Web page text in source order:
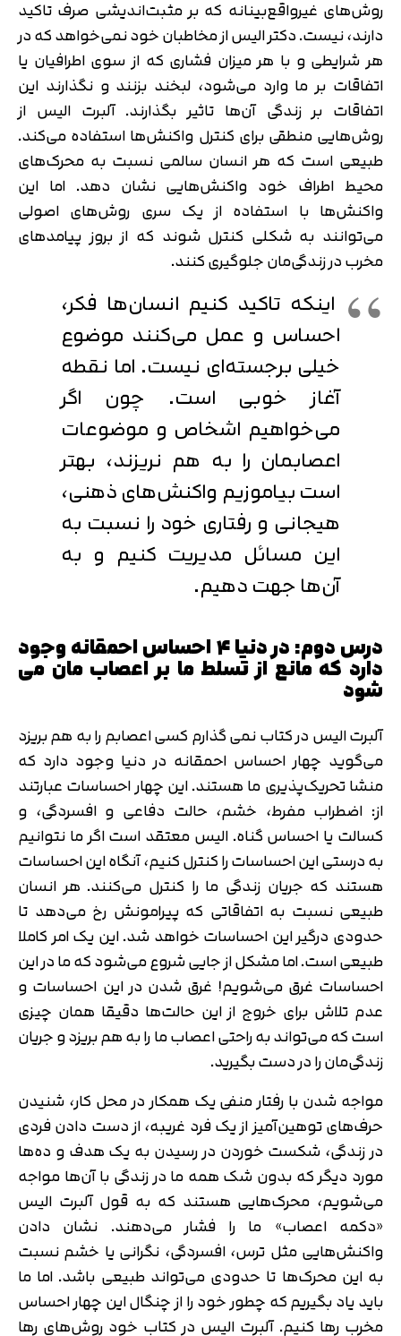
روش‌های غیرواقع‌بینانه که بر مثبت‌اندیشی صرف تاکید
دارند، نیست. دکتر الیس از مخاطبان خود نمی‌خواهد که در
هر شرایطی و با هر میزان فشاری که از سوی اطرافیان یا
اتفاقات بر ما وارد می‌شود، لبخند بزنند و نگذارند این
اتفاقات بر زندگی آن‌ها تاثیر بگذارند. آلبرت الیس از
روش‌هایی منطقی برای کنترل واکنش‌ها استفاده می‌کند.
طبیعی است که هر انسان سالمی نسبت به محرک‌های
محیط اطراف خود واکنش‌هایی نشان دهد. اما این
واکنش‌ها با استفاده از یک سری روش‌های اصولی
می‌توانند به شکلی کنترل شوند که از بروز پیامدهای
مخرب در زندگی‌مان جلوگیری کنند.
اینکه تاکید کنیم انسان‌ها فکر،
احساس و عمل می‌کنند موضوع
خیلی برجسته‌ای نیست. اما نقطه
آغاز خوبی است. چون اگر
می‌خواهیم اشخاص و موضوعات
اعصابمان را به هم نریزند، بهتر
است بیاموزیم واکنش‌های ذهنی،
هیجانی و رفتاری خود را نسبت به
این مسائل مدیریت کنیم و به
آن‌ها جهت دهیم.
درس دوم: در دنیا ۴ احساس احمقانه وجود
دارد که مانع از تسلط ما بر اعصاب مان می
شود
آلبرت الیس در کتاب نمی گذارم کسی اعصابم را به هم بریزد
می‌گوید چهار احساس احمقانه در دنیا وجود دارد که
منشا تحریک‌پذیری ما هستند. این چهار احساسات عبارتند
از: اضطراب مفرط، خشم، حالت دفاعی و افسردگی، و
کسالت یا احساس گناه. الیس معتقد است اگر ما نتوانیم
به درستی این احساسات را کنترل کنیم، آنگاه این احساسات
هستند که جریان زندگی ما را کنترل می‌کنند. هر انسان
طبیعی نسبت به اتفاقاتی که پیرامونش رخ می‌دهد تا
حدودی درگیر این احساسات خواهد شد. این یک امر کاملا
طبیعی است. اما مشکل از جایی شروع می‌شود که ما در این
احساسات غرق می‌شویم! غرق شدن در این احساسات و
عدم تلاش برای خروج از این حالت‌ها دقیقا همان چیزی
است که می‌تواند به راحتی اعصاب ما را به هم بریزد و جریان
زندگی‌مان را در دست بگیرید.
مواجه شدن با رفتار منفی یک همکار در محل کار، شنیدن
حرف‌های توهین‌آمیز از یک فرد غریبه، از دست دادن فردی
در زندگی، شکست خوردن در رسیدن به یک هدف و ده‌ها
مورد دیگر که بدون شک همه ما در زندگی با آن‌ها مواجه
می‌شویم، محرک‌هایی هستند که به قول آلبرت الیس
«دکمه اعصاب» ما را فشار می‌دهند. نشان دادن
واکنش‌هایی مثل ترس، افسردگی، نگرانی یا خشم نسبت
به این محرک‌ها تا حدودی می‌تواند طبیعی باشد. اما ما
باید یاد بگیریم که چطور خود را از چنگال این چهار احساس
مخرب رها کنیم. آلبرت الیس در کتاب خود روش‌های رها